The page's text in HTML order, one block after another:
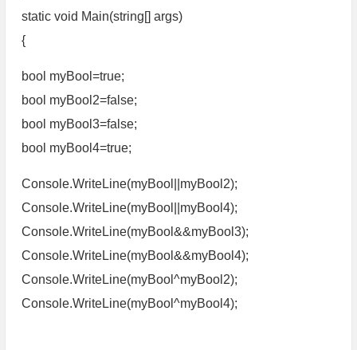
static void Main(string[] args)
{
bool myBool=true;
bool myBool2=false;
bool myBool3=false;
bool myBool4=true;
Console.WriteLine(myBool||myBool2);
Console.WriteLine(myBool||myBool4);
Console.WriteLine(myBool&&myBool3);
Console.WriteLine(myBool&&myBool4);
Console.WriteLine(myBool^myBool2);
Console.WriteLine(myBool^myBool4);